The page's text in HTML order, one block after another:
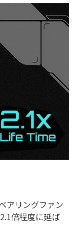
アリングファン
倍程度に延ば